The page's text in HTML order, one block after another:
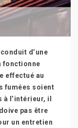
d’une
fonctionne
effectué au
fumées soient
à l’intérieur, il
pas être
un entretien